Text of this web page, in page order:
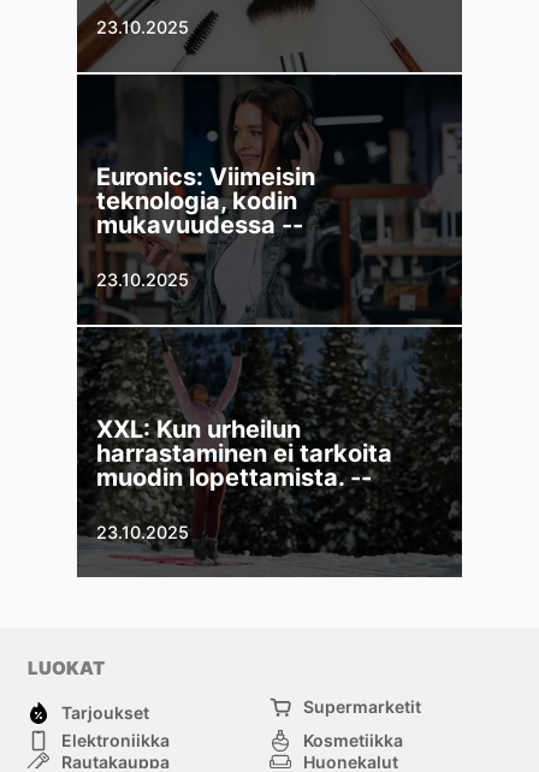
23.10.2025
Euronics: Viimeisin
teknologia, kodin
mukavuudessa --
23.10.2025
XXL: Kun urheilun
harrastaminen ei tarkoita
muodin lopettamista. --
23.10.2025
LUOKAT
Tarjoukset
Supermarketit
Elektroniikka
Kosmetiikka
Rautakauppa
Huonekalut